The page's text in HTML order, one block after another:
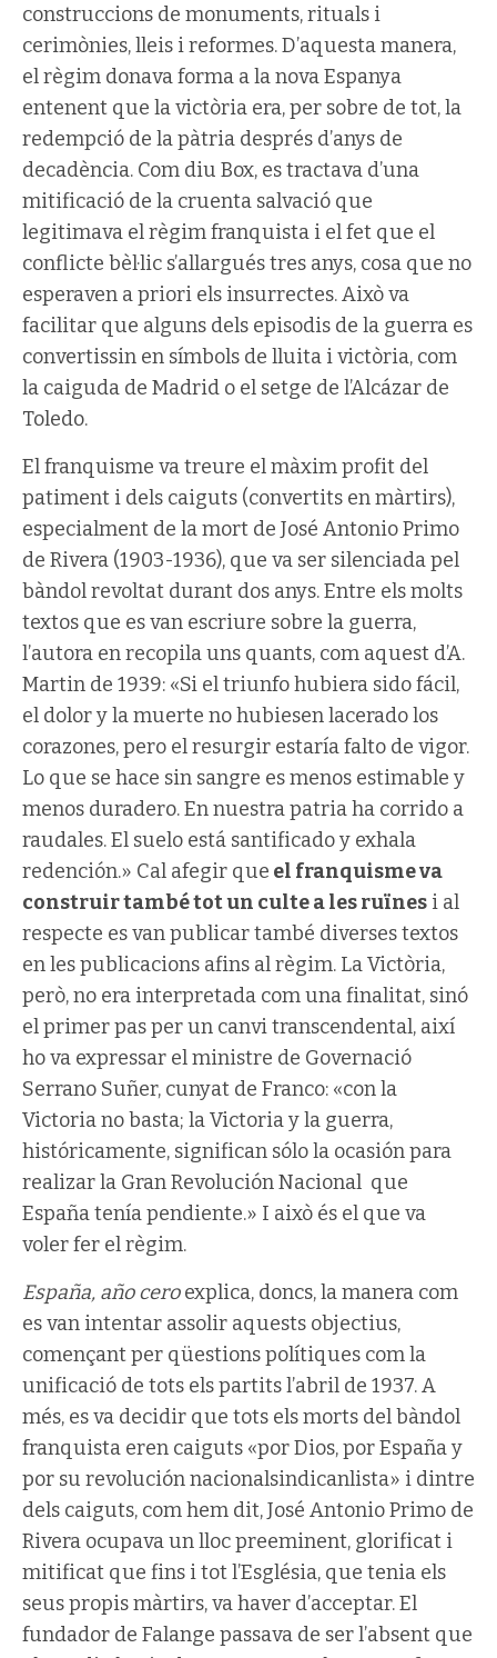
construccions de monuments, rituals i
cerimònies, lleis i reformes. D’aquesta manera,
el règim donava forma a la nova Espanya
entenent que la victòria era, per sobre de tot, la
redempció de la pàtria després d’anys de
decadència. Com diu Box, es tractava d’una
mitificació de la cruenta salvació que
legitimava el règim franquista i el fet que el
conflicte bèl·lic s’allargués tres anys, cosa que no
esperaven a priori els insurrectes. Això va
facilitar que alguns dels episodis de la guerra es
convertissin en símbols de lluita i victòria, com
la caiguda de Madrid o el setge de l’Alcázar de
Toledo.
El franquisme va treure el màxim profit del
patiment i dels caiguts (convertits en màrtirs),
especialment de la mort de José Antonio Primo
de Rivera (1903-1936), que va ser silenciada pel
bàndol revoltat durant dos anys. Entre els molts
textos que es van escriure sobre la guerra,
l’autora en recopila uns quants, com aquest d’A.
Martin de 1939: «Si el triunfo hubiera sido fácil,
el dolor y la muerte no hubiesen lacerado los
corazones, pero el resurgir estaría falto de vigor.
Lo que se hace sin sangre es menos estimable y
menos duradero. En nuestra patria ha corrido a
raudales. El suelo está santificado y exhala
redención.» Cal afegir que el franquisme va
construir també tot un culte a les ruïnes i al
respecte es van publicar també diverses textos
en les publicacions afins al règim. La Victòria,
però, no era interpretada com una finalitat, sinó
el primer pas per un canvi transcendental, així
ho va expressar el ministre de Governació
Serrano Suñer, cunyat de Franco: «con la
Victoria no basta; la Victoria y la guerra,
históricamente, significan sólo la ocasión para
realizar la Gran Revolución Nacional que
España tenía pendiente.» I això és el que va
voler fer el règim.
España, año ceroexplica, doncs, la manera com
es van intentar assolir aquests objectius,
començant per qüestions polítiques com la
unificació de tots els partits l’abril de 1937. A
més, es va decidir que tots els morts del bàndol
franquista eren caiguts «por Dios, por España y
por su revolución nacionalsindicanlista» i dintre
dels caiguts, com hem dit, José Antonio Primo de
Rivera ocupava un lloc preeminent, glorificat i
mitificat que fins i tot l’Església, que tenia els
seus propis màrtirs, va haver d’acceptar. El
fundador de Falange passava de ser l’absent que